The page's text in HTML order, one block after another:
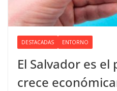
DESTACADAS ENTORNO
El Salvador es
crece